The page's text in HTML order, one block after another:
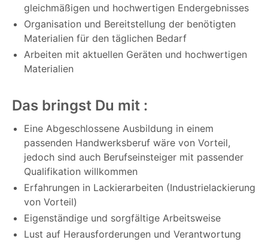
gleichmäßigen und hochwertigen Endergebnisses
Organisation und Bereitstellung der benötigten
Materialien für den täglichen Bedarf
Arbeiten mit aktuellen Geräten und hochwertigen
Materialien
Das bringst Du mit :
Eine Abgeschlossene Ausbildung in einem
passenden Handwerksberuf wäre von Vorteil,
jedoch sind auch Berufseinsteiger mit passender
Qualifikation willkommen
Erfahrungen in Lackierarbeiten (Industrielackierung
von Vorteil)
Eigenständige und sorgfältige Arbeitsweise
Lust auf Herausforderungen und Verantwortung